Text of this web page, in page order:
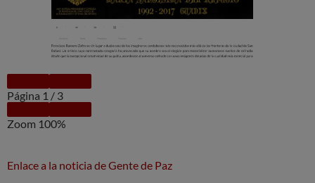
Página 1 / 3
Zoom 100%
Enlace a la noticia de Gente de Paz